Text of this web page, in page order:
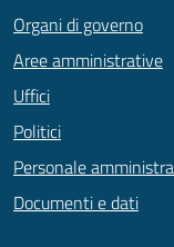
Organi di governo
Aree amministrative
Uffici
Politici
Personale
Documenti e dati